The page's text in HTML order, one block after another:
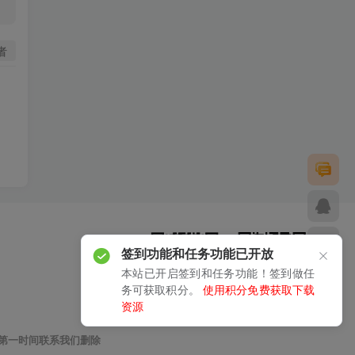
一时间联系我们删除
签到功能和任务功能已开放
本站已开启签到和任务功能！签到做任
务可获取积分。
使用积分免费获取下载
资源